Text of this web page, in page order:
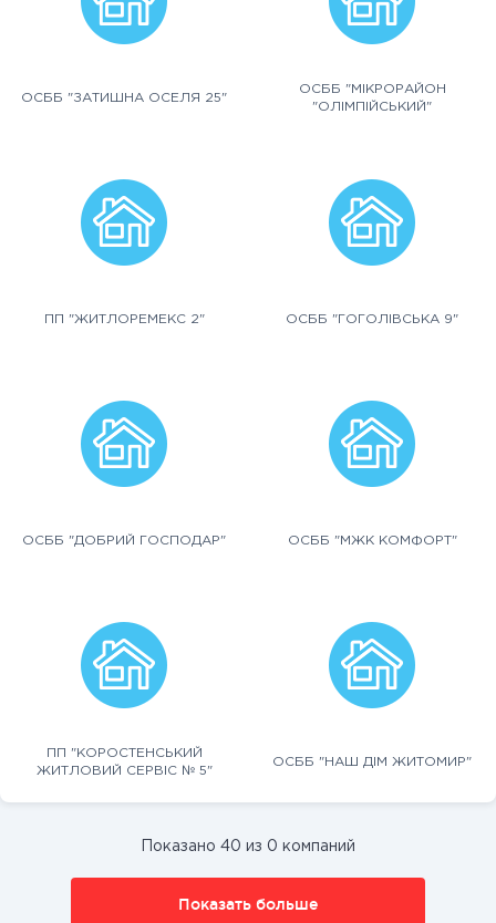
ОСББ "ЗАТИШНА ОСЕЛЯ 25"
ОСББ "МІКРОРАЙОН
"ОЛІМПІЙСЬКИЙ"
ПП "ЖИТЛОРЕМЕКС 2" ОСББ "ГОГОЛІВСЬКА 9"
ОСББ "ДОБРИЙ ГОСПОДАР" ОСББ "МЖК КОМФОРТ"
ПП "КОРОСТЕНСЬКИЙ
ЖИТЛОВИЙ СЕРВІС № 5"
ОСББ "НАШ ДІМ ЖИТОМИР"
Показано 40 из 0 компаний
Показать больше